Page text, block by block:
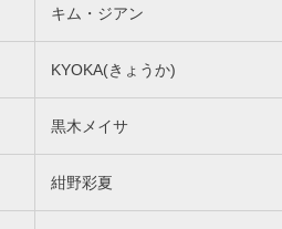
キム・ジアン
KYOKA(きょうか)
黒木メイサ
紺野彩夏